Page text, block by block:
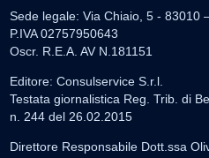
Sede legale: Via Chiaio, 5 - 83010
P.IVA 02757950643
Oscr. R.E.A. AV N.181151
Editore: Consulservice S.r.l.
Testata giornalistica Reg. Trib. di
n. 244 del 26.02.2015
Direttore Responsabile Dott.ssa